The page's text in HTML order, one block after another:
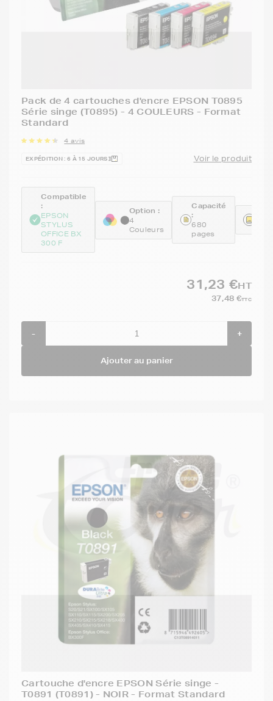
Pack de 4 cartouches d'encre EPSON T0895
Série singe (T0895) - 4 COULEURS - Format
Standard
4 avis
EXPÉDITION : 6 À 15 JOURS Voir le produit
Compatible
:
EPSON
STYLUS
OFFICE BX
300 F
Option :
4
Couleurs
Capacité
:
680
pages
31,23 €HT
37,48 €TTC
- +
Ajouter au panier
Cartouche d'encre EPSON Série singe -
T0891 (T0891) - NOIR - Format Standard